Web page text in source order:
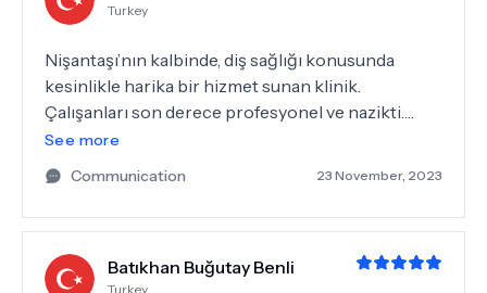
Turkey
Nişantaşı’nın kalbinde, diş sağlığı konusunda
kesinlikle harika bir hizmet sunan klinik.
Çalışanları son derece profesyonel ve nazikti.
Doktor Emek hanım benim için en iyi tedavi
seçeneklerini açıkladı ve tüm sorularımı sabırla
yanıtladı. Tedavim sonucunda, dişlerimdeki
sorunları çözdüler ve bu benim için büyük bir
herkese tavsiye ederim, burada çok iyi ve
See more
Communication
23 November, 2023
Batıkhan Buğutay Benli
Turkey